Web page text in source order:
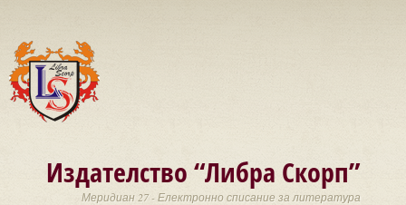
Издателство “Либра Скорп”
Меридиан 27 - Електронно списание за литература